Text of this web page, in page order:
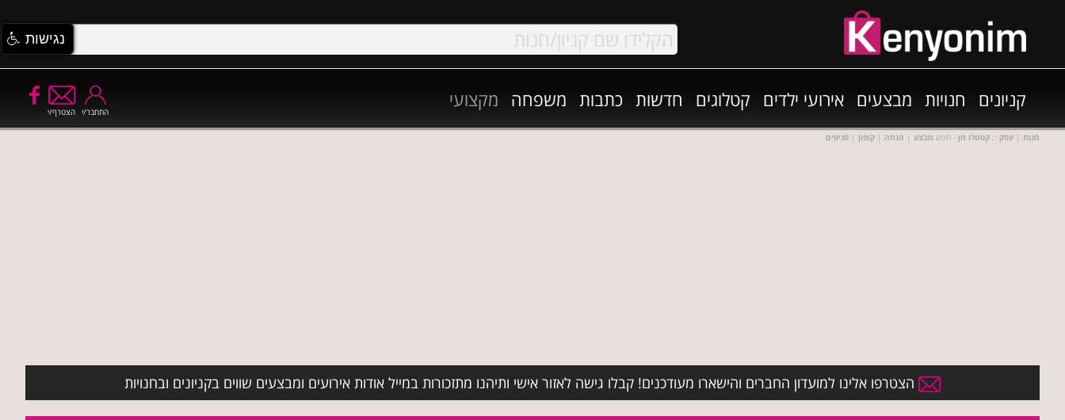
קניונים חנויות מבצעים אירועי ילדים קטלוגים חדשות כתבות משפחה מקצועי
הצטרף/י התחבר/י
חנות | עסק :: קסטרו מן - חפש מבצע | הנחה | קופון | סניפים
הצטרפו אלינו למועדון החברים והישארו מעודכנים! קבלו גישה לאזור אישי ותיהנו מתזכורות במייל אודות אירועים ומבצעים שווים בקניונים ובחנויות
נגישות